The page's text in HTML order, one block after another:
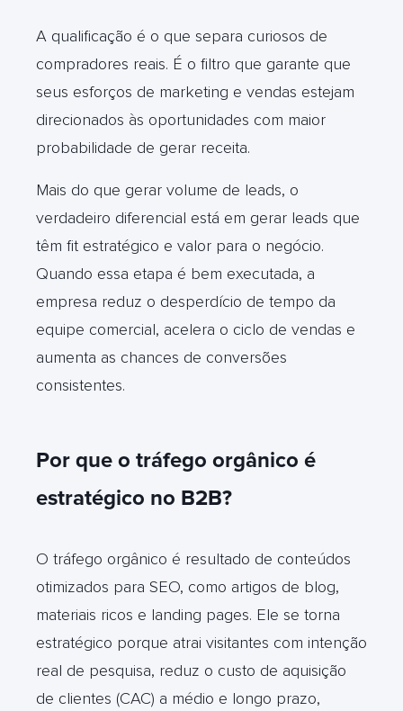
A qualificação é o que separa curiosos de
compradores reais. É o filtro que garante que
seus esforços de marketing e vendas estejam
direcionados às oportunidades com maior
probabilidade de gerar receita.
Mais do que gerar volume de leads, o
verdadeiro diferencial está em gerar leads que
têm fit estratégico e valor para o negócio.
Quando essa etapa é bem executada, a
empresa reduz o desperdício de tempo da
equipe comercial, acelera o ciclo de vendas e
aumenta as chances de conversões
consistentes.
Por que o tráfego orgânico é
estratégico no B2B?
O tráfego orgânico é resultado de conteúdos
otimizados para SEO, como artigos de blog,
materiais ricos e landing pages. Ele se torna
estratégico porque atrai visitantes com intenção
real de pesquisa, reduz o custo de aquisição
de clientes (CAC) a médio e longo prazo,